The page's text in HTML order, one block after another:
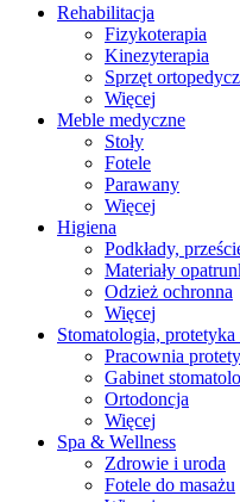
Rehabilitacja
Fizykoterapia
Kinezyterapia
Sprzęt
Więcej
Meble medyczne
Stoły
Fotele
Parawany
Więcej
Higiena
Podkłady,
Materiały
Odzież ochronna
Więcej
Stomatologia,
Pracownia
Gabinet
Ortodoncja
Więcej
Spa & Wellness
Zdrowie i uroda
Fotele do masażu